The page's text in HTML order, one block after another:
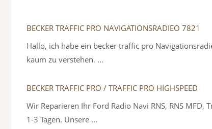
BECKER TRAFFIC PRO NAVIGATIONSRADIEO 7821
Hallo, ich habe ein becker traffic pro
kaum zu verstehen. ...
BECKER TRAFFIC PRO / TRAFFIC PRO HIGHSPEED
Wir Reparieren Ihr Ford Radio Navi RNS, RNS MFD,
1-3 Tagen. Unsere ...